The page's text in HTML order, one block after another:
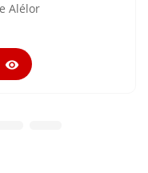
Alélor
